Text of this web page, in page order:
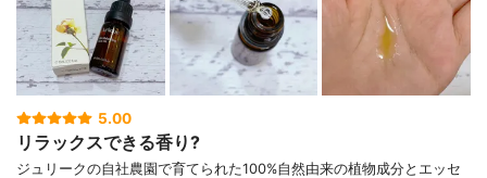
5.00
リラックスできる香り?
ジュリークの自社農園で育てられた100%自然由来の植物成分とエッセ